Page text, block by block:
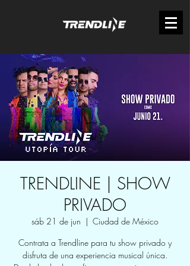
TRENDLINE | SHOW
PRIVADO
sáb 21 de jun
  |
Ciudad de México
Contrata a Trendline para tu show privado y
disfruta de una experiencia musical única.